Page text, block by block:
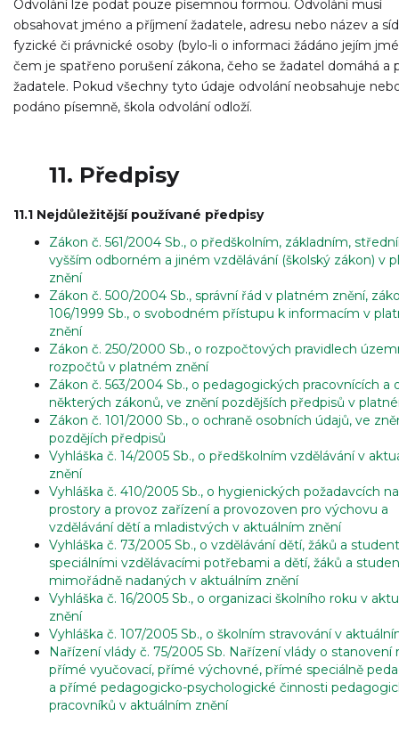
Odvolání lze podat pouze písemnou formou. Odvolání musí
obsahovat jméno a příjmení žadatele, adresu nebo název a
fyzické či právnické osoby (bylo-li o informaci žádáno jejím
čem je spatřeno porušení zákona, čeho se žadatel domáhá a
žadatele. Pokud všechny tyto údaje odvolání neobsahuje
podáno písemně, škola odvolání odloží.
11. Předpisy
11.1 Nejdůležitější používané předpisy
Zákon č. 561/2004 Sb., o předškolním, základním,
vyšším odborném a jiném vzdělávání (školský zákon) v
znění
Zákon č. 500/2004 Sb., správní řád v platném znění,
106/1999 Sb., o svobodném přístupu k informacím v
znění
Zákon č. 250/2000 Sb., o rozpočtových pravidlech
rozpočtů v platném znění
Zákon č. 563/2004 Sb., o pedagogických pracovnících a
některých zákonů, ve znění pozdějších předpisů v
Zákon č. 101/2000 Sb., o ochraně osobních údajů, ve
pozdějích předpisů
Vyhláška č. 14/2005 Sb., o předškolním vzdělávání v
znění
Vyhláška č. 410/2005 Sb., o hygienických požadavcích na
prostory a provoz zařízení a provozoven pro výchovu a
vzdělávání dětí a mladistvých v aktuálním znění
Vyhláška č. 73/2005 Sb., o vzdělávání dětí, žáků a
speciálními vzdělávacími potřebami a dětí, žáků a
mimořádně nadaných v aktuálním znění
Vyhláška č. 16/2005 Sb., o organizaci školního roku v
znění
Vyhláška č. 107/2005 Sb., o školním stravování v
Nařízení vlády č. 75/2005 Sb. Nařízení vlády o stanovení
přímé vyučovací, přímé výchovné, přímé speciálně
a přímé pedagogicko-psychologické činnosti
pracovníků v aktuálním znění